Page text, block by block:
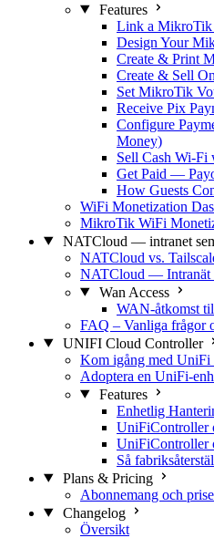
Features
Link a MikroTik
Design Your
Create & Print
Create & Sell
Set MikroTik
Receive Pix
Configure
Money)
Sell Cash Wi-Fi
Get Paid —
How Guests
WiFi Monetization
MikroTik WiFi
NATCloud — intranet
NATCloud vs.
NATCloud — Intranät
Wan Access
WAN-åtkomst
FAQ – Vanliga frågor
UNIFI Cloud Controller
Kom igång med
Adoptera en UniFi-
Features
Enhetlig
UniFiController
UniFiController
Så
Plans & Pricing
Abonnemang och
Changelog
Översikt